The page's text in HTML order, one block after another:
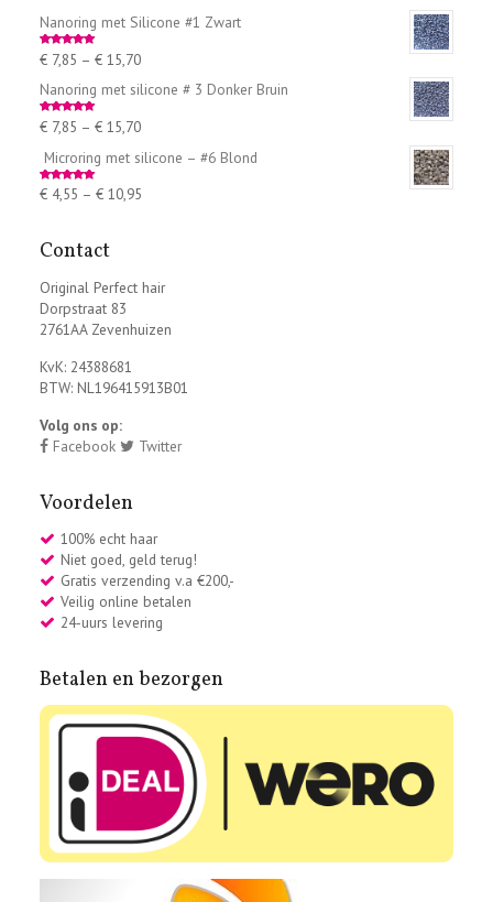
Nanoring met Silicone #1 Zwart
Rated5.00
out of 5
€7,85 – €15,70
Nanoring met silicone # 3 Donker Bruin
Rated5.00
out of 5
€7,85 – €15,70
Microring met silicone – #6 Blond
Rated5.00
out of 5
€4,55 – €10,95
Contact
Original Perfect hair
Dorpstraat 83
2761AA Zevenhuizen
KvK: 24388681
BTW: NL196415913B01
Volg ons op:
Facebook
Twitter
Voordelen
100% echt haar
Niet goed, geld terug!
Gratis verzending v.a €200,-
Veilig online betalen
24-uurs levering
Betalen en bezorgen